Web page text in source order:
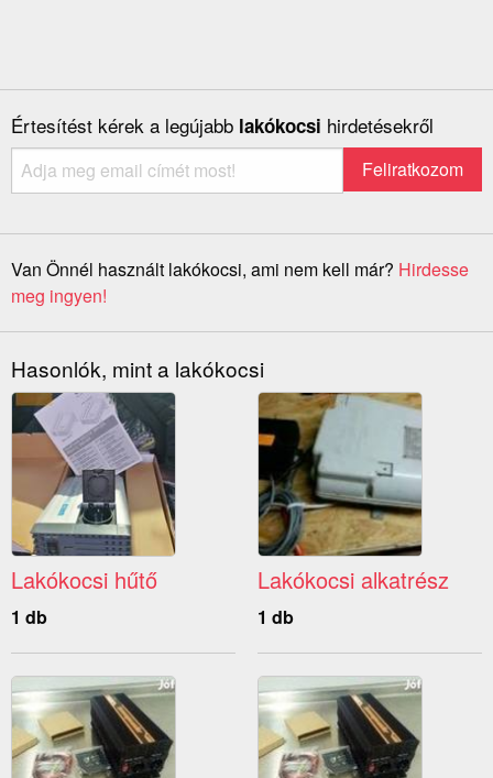
Értesítést kérek a legújabb lakókocsi hirdetésekről
Van Önnél használt lakókocsi, ami nem kell már? Hirdesse
meg ingyen!
Hasonlók, mint a lakókocsi
Lakókocsi hűtő
1 db
Lakókocsi alkatrész
1 db